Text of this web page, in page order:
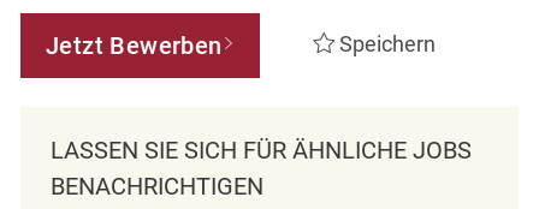
Jetzt Bewerben Speichern
LASSEN SIE SICH FÜR ÄHNLICHE JOBS
BENACHRICHTIGEN